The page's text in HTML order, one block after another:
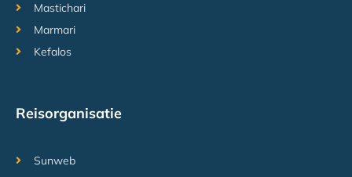
Mastichari
Marmari
Kefalos
Reisorganisatie
Sunweb